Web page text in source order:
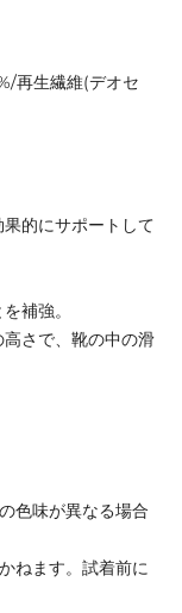
再生繊維(デオセ
的にサポートして
補強。
高さで、靴の中の滑
色味が異なる場合
ねます。試着前に